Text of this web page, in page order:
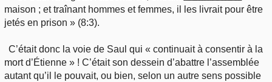
maison ; et traînant hommes et femmes, il les livrait pour être
jetés en prison » (8:3).
C’était donc la voie de Saul qui « continuait à consentir à la
mort d’Étienne » ! C’était son dessein d’abattre l’assemblée
autant qu’il le pouvait, ou bien, selon un autre sens possible